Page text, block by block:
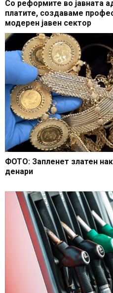
Со реформите во јавната
платите, создаваме
модерен јавен сектор
ФОТО: Запленет златен
денари